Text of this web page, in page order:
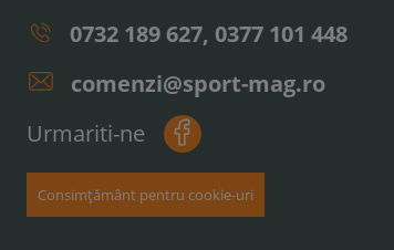
0732 189 627, 0377 101 448
comenzi@sport-mag.ro
Urmariti-ne
Consimțământ pentru cookie-uri